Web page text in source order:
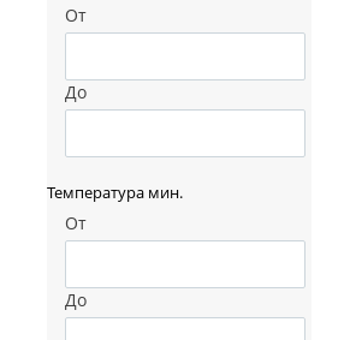
От
До
Температура мин.
От
До